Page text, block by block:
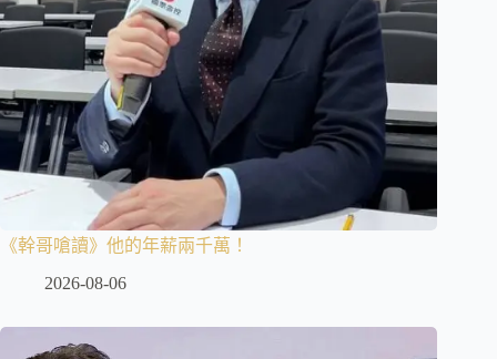
《幹哥嗆讀》他的年薪兩千萬！
2026-08-06